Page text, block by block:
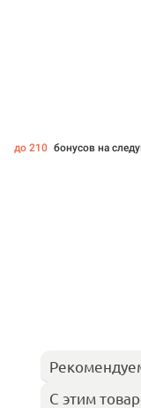
до 210 бонусов на
С этим